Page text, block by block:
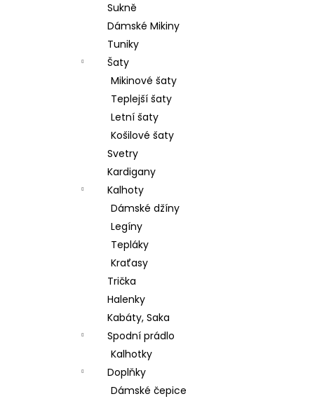
Sukně
Dámské Mikiny
Tuniky
Šaty
Mikinové šaty
Teplejší šaty
Letní šaty
Košilové šaty
Svetry
Kardigany
Kalhoty
Dámské džíny
Legíny
Tepláky
Kraťasy
Trička
Halenky
Kabáty, Saka
Spodní prádlo
Kalhotky
Doplňky
Dámské čepice
ŠATY BEST TIME DELŠÍ RUKÁV
380 Kč
Původně:699 Kč